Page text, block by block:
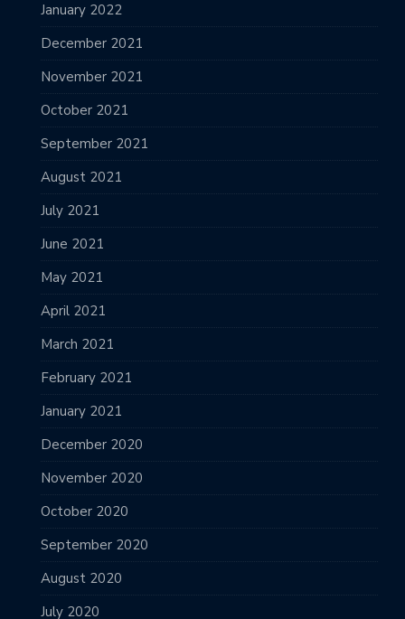
January 2022
December 2021
November 2021
October 2021
September 2021
August 2021
July 2021
June 2021
May 2021
April 2021
March 2021
February 2021
January 2021
December 2020
November 2020
October 2020
September 2020
August 2020
July 2020